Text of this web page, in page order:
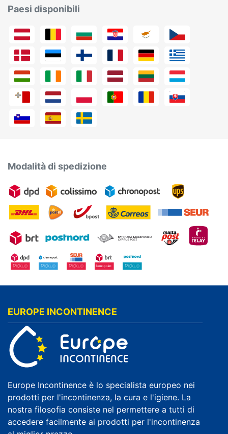
Paesi disponibili
Modalità di spedizione
EUROPE INCONTINENCE
Europe Incontinence è lo specialista europeo nei
prodotti per l'incontinenza, la cura e l'igiene. La
nostra filosofia consiste nel permettere a tutti di
accedere facilmente ai prodotti per l'incontinenza